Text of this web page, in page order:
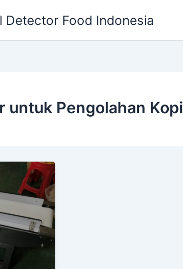
Detector Food Indonesia
untuk Pengolahan Kopi